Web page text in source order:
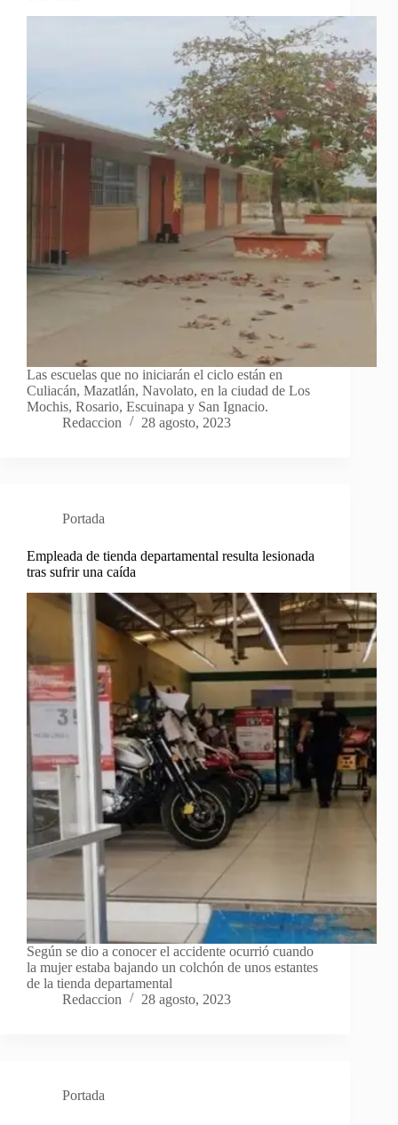
Las escuelas que no iniciarán el ciclo están en
Culiacán, Mazatlán, Navolato, en la ciudad de Los
Mochis, Rosario, Escuinapa y San Ignacio.
Redaccion
28 agosto, 2023
Portada
Empleada de tienda departamental resulta lesionada
tras sufrir una caída
Según se dio a conocer el accidente ocurrió cuando
la mujer estaba bajando un colchón de unos estantes
de la tienda departamental
Redaccion
28 agosto, 2023
Portada